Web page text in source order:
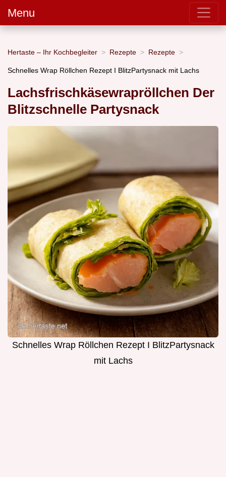
Menu
Hertaste – Ihr Kochbegleiter Rezepte Rezepte
Schnelles Wrap Röllchen Rezept I BlitzPartysnack mit Lachs
Lachsfrischkäsewrapröllchen Der
Blitzschnelle Partysnack
Schnelles Wrap Röllchen Rezept I BlitzPartysnack
mit Lachs